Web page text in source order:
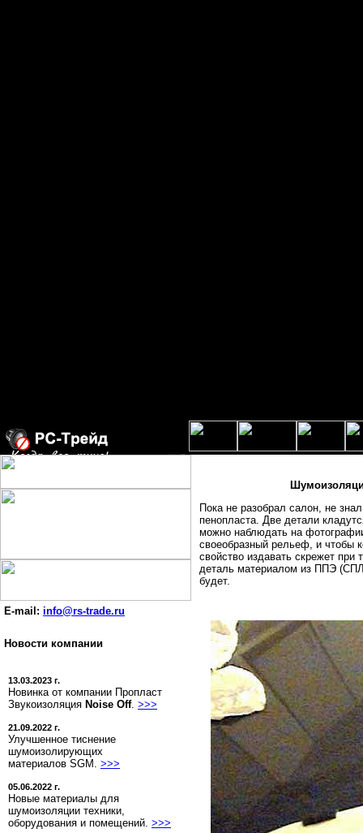
E-mail: info@rs-trade.ru
Новости компании
13.03.2023 г.
Новинка от компании Пропласт
Звукоизоляция Noise Off. >>>
21.09.2022 г.
Улучшенное тиснение
шумоизолирующих
материалов SGM. >>>
05.06.2022 г.
Новые материалы для
шумоизоляции техники,
оборудования и помещений. >>>
Пока не разобрал салон, не
пенопласта. Две детали
можно наблюдать на
своеобразный рельеф, и чтобы
свойство издавать скрежет при
деталь материалом из ППЭ
будет.